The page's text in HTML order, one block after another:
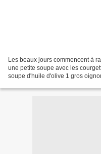
Les beaux jours commencent à
une petite soupe avec les
soupe d'huile d'olive 1 gros